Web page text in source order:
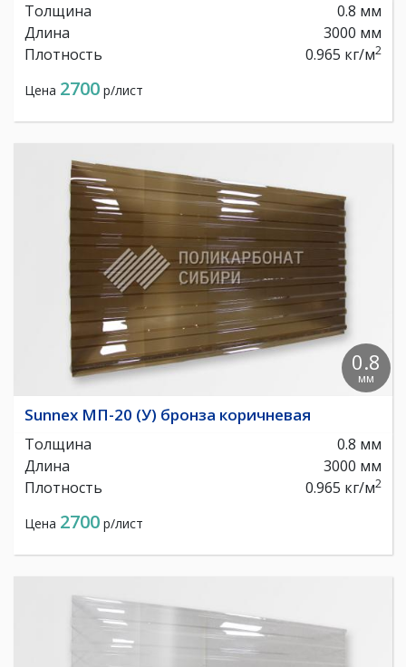
Толщина
0.8 мм
Длина
3000 мм
Плотность
0.965 кг/м2
Цена 2700 р/лист
0.8
мм
Sunnex МП-20 (У) бронза коричневая
Толщина
0.8 мм
Длина
3000 мм
Плотность
0.965 кг/м2
Цена 2700 р/лист